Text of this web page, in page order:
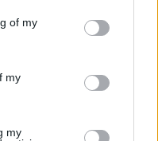
You may click to
its third-party tags to
in below Google
of my
my
my